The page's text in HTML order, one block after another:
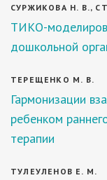
СУРЖИКОВА Н. В.,
ТИКО-
дошкольной
ТЕРЕЩЕНКО М. В.
Гармонизации
ребенком
терапии
ТУЛЕУЛЕНОВ Е. М.